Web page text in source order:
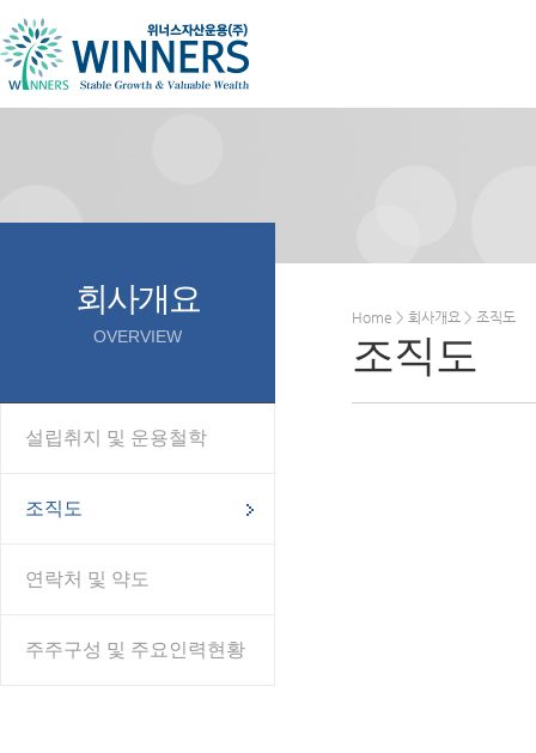
회사개요
OVERVIEW
설립취지 및 운용철학
조직도
연락처 및 약도
주주구성 및 주요인력현황
Home > 회사개요 > 조직도
조직도